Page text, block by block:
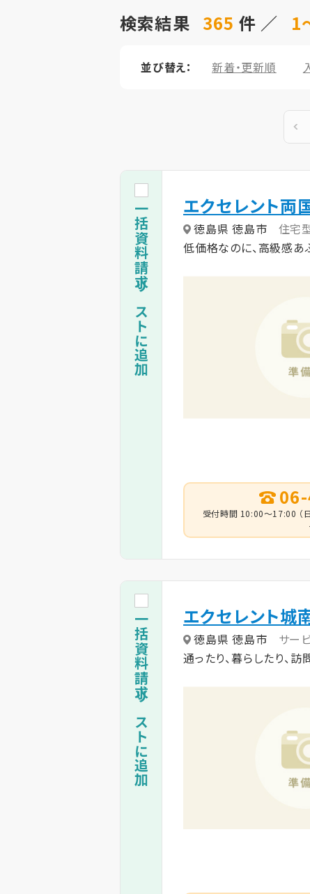
検索結果 365 件 ／ 1
並び替え： 新着・更新順
エクセレント両
徳島県 徳島市
住宅
低価格なのに、高級感あ
受付時間 10:00～17:00 （
一括資料請求リストに追加
エクセレント城
徳島県 徳島市
サー
通ったり、暮らしたり、
一括資料請求リストに追加